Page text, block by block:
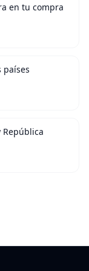
en tu compra
países
República